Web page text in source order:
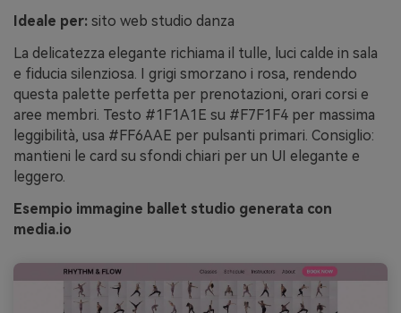
Ideale per: sito web studio danza
La delicatezza elegante richiama il tulle, luci calde in sala
e fiducia silenziosa. I grigi smorzano i rosa, rendendo
questa palette perfetta per prenotazioni, orari corsi e
aree membri. Testo #1F1A1E su #F7F1F4 per massima
leggibilità, usa #FF6AAE per pulsanti primari. Consiglio:
mantieni le card su sfondi chiari per un UI elegante e
leggero.
Esempio immagine ballet studio generata con
media.io